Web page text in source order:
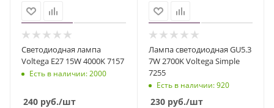
Светодиодная лампа
Voltega E27 15W 4000K 7157
Есть в наличии: 2000
240 руб./шт
Лампа светодиодная GU5.3
7W 2700K Voltega Simple
7255
Есть в наличии: 920
230руб./шт